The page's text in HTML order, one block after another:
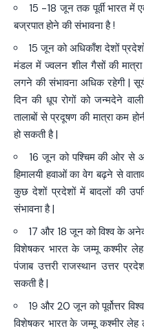
15 -18 जून तक पूर्वी भारत में
बज्रपात होने की संभावना है !
15 जून को अधिकाँश देशों
मंडल में ज्वलन शील गैसों की
लगने की संभावना अधिक रहेगी |
दिन की धूप रोगों को जन्मदेने
तालाबों से प्रदूषण की मात्रा कम
हो सकती है |
16 जून को पश्चिम की ओर से
हिमालयी हवाओं का वेग बढ़ने से
कुछ देशों प्रदेशों में बादलों की
संभावना है |
17 और 18 जून को विश्व के
विशेषकर भारत के जम्मू कश्मीर लेह
पंजाब उत्तरी राजस्थान उत्तर
सकती है |
19 और 20 जून को पूर्वोत्तर
विशेषकर भारत के जम्मू कश्मीर लेह